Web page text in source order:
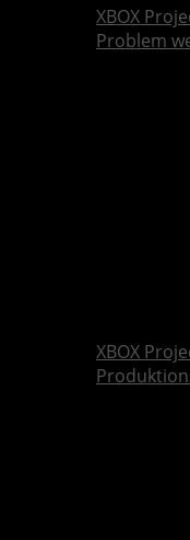
XBOX
Problem
XBOX